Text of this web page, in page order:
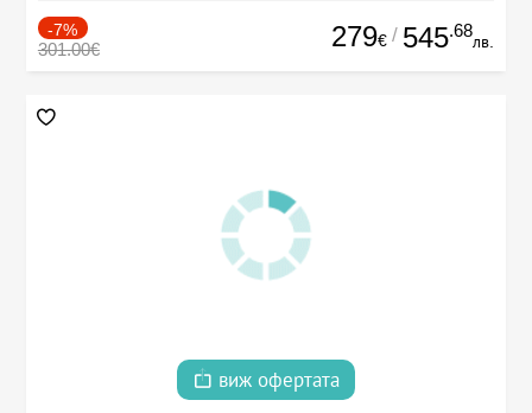
-7%
301.00€ 279€ / 545.68
лв.
виж офертата